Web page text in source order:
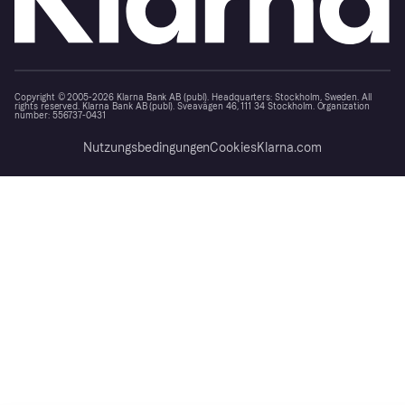
Copyright © 2005-2026 Klarna Bank AB (publ). Headquarters: Stockholm, Sweden. All
rights reserved. Klarna Bank AB (publ). Sveavägen 46, 111 34 Stockholm. Organization
number: 556737-0431
NutzungsbedingungenCookiesKlarna.com